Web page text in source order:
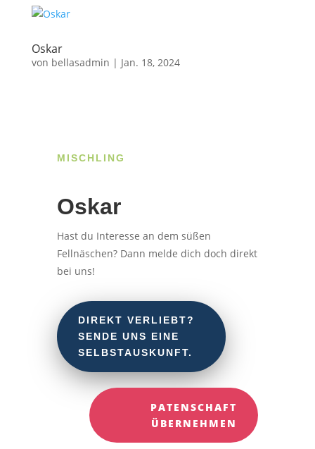
Oskar
von bellasadmin | Jan. 18, 2024
MISCHLING
Oskar
Hast du Interesse an dem süßen
Fellnäschen? Dann melde dich doch direkt
bei uns!
DIREKT VERLIEBT?
SENDE UNS EINE
SELBSTAUSKUNFT.
PATENSCHAFT
ÜBERNEHMEN